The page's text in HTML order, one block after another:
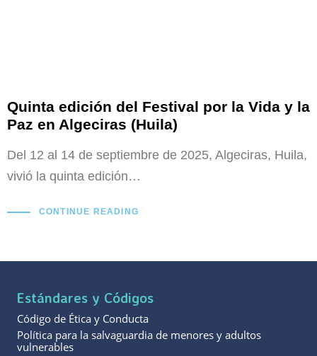
Quinta edición del Festival por la Vida y la
Paz en Algeciras (Huila)
Del 12 al 14 de septiembre de 2025, Algeciras, Huila,
vivió la quinta edición…
CONTINUE READING
Estándares y Códigos
Código de Ética y Conducta
Política para la salvaguardia de menores y adultos
vulnerables